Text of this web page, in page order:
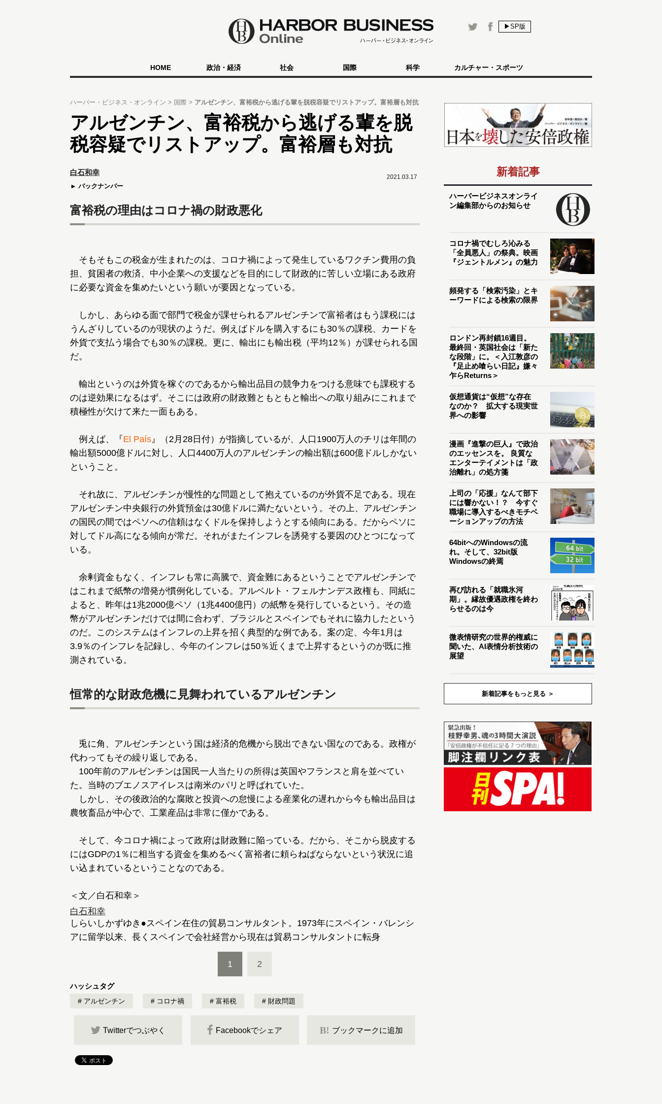
▶SP版
HOME 政治・経済 社会 国際 科学 カルチャー・スポーツ
ハーバー・ビジネス・オンライン 国際 アルゼンチン、富裕税から逃げる輩を脱税容疑でリストアップ。富裕層も対抗
アルゼンチン、富裕税から逃げる輩を脱
税容疑でリストアップ。富裕層も対抗
2021.03.17
白石和幸
バックナンバー
富裕税の理由はコロナ禍の財政悪化
そもそもこの税金が生まれたのは、コロナ禍によって発生しているワクチン費用の負
担、貧困者の救済、中小企業への支援などを目的にして財政的に苦しい立場にある政府
に必要な資金を集めたいという願いが要因となっている。
しかし、あらゆる面で部門で税金が課せられるアルゼンチンで富裕者はもう課税には
うんざりしているのが現状のようだ。例えばドルを購入するにも30％の課税、カードを
外貨で支払う場合でも30％の課税。更に、輸出にも輸出税（平均12％）が課せられる国
だ。
輸出というのは外貨を稼ぐのであるから輸出品目の競争力をつける意味でも課税する
のは逆効果になるはず。そこには政府の財政難ともともと輸出への取り組みにこれまで
積極性が欠けて来た一面もある。
例えば、『El País』（2月28日付）が指摘しているが、人口1900万人のチリは年間の
輸出額5000億ドルに対し、人口4400万人のアルゼンチンの輸出額は600億ドルしかない
ということ。
それ故に、アルゼンチンが慢性的な問題として抱えているのが外貨不足である。現在
アルゼンチン中央銀行の外貨預金は30億ドルに満たないという。その上、アルゼンチン
の国民の間ではペソへの信頼はなくドルを保持しようとする傾向にある。だからペソに
対してドル高になる傾向が常だ。それがまたインフレを誘発する要因のひとつになって
いる。
余剰資金もなく、インフレも常に高騰で、資金難にあるということでアルゼンチンで
はこれまで紙幣の増発が慣例化している。アルベルト・フェルナンデス政権も、同紙に
よると、昨年は1兆2000億ペソ（1兆4400億円）の紙幣を発行しているという。その造
幣がアルゼンチンだけでは間に合わず、ブラジルとスペインでもそれに協力したという
のだ。このシステムはインフレの上昇を招く典型的な例である。案の定、今年1月は
3.9％のインフレを記録し、今年のインフレは50％近くまで上昇するというのが既に推
測されている。
恒常的な財政危機に見舞われているアルゼンチン
兎に角、アルゼンチンという国は経済的危機から脱出できない国なのである。政権が
代わってもその繰り返しである。
100年前のアルゼンチンは国民一人当たりの所得は英国やフランスと肩を並べてい
た。当時のブエノスアイレスは南米のパリと呼ばれていた。
しかし、その後政治的な腐敗と投資への怠慢による産業化の遅れから今も輸出品目は
農牧畜品が中心で、工業産品は非常に僅かである。
そして、今コロナ禍によって政府は財政難に陥っている。だから、そこから脱皮する
にはGDPの1％に相当する資金を集めるべく富裕者に頼らねばならないという状況に追
い込まれているということなのである。
白石和幸
しらいしかずゆき●スペイン在住の貿易コンサルタント。1973年にスペイン・バレンシ
アに留学以来、長くスペインで会社経営から現在は貿易コンサルタントに転身
1 2
ハッシュタグ
アルゼンチン コロナ禍 富裕税 財政問題
Twitterでつぶやく Facebookでシェア B! ブックマークに追加
新着記事
ハーバービジネスオンライ
ン編集部からのお知らせ
コロナ禍でむしろ沁みる
「全員悪人」の祭典。映画
『ジェントルメン』の魅力
頻発する「検索汚染」とキ
ーワードによる検索の限界
ロンドン再封鎖16週目。
最終回・英国社会は「新た
な段階」に。＜入江敦彦の
『足止め喰らい日記』嫌々
乍らReturns＞
仮想通貨は“仮想”な存在
なのか？ 拡大する現実世
界への影響
漫画『進撃の巨人』で政治
のエッセンスを。 良質な
エンターテイメントは「政
治離れ」の処方箋
上司の「応援」なんて部下
には響かない！？ 今すぐ
職場に導入するべきモチベ
ーションアップの方法
64bitへのWindowsの流
れ。そして、32bit版
Windowsの終焉
再び訪れる「就職氷河
期」。縁故優遇政権を終わ
らせるのは今
微表情研究の世界的権威に
聞いた、AI表情分析技術の
展望
新着記事をもっと見る